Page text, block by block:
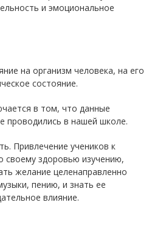
и эмоциональное
на организм человека, на его
состояние.
в том, что данные
проводились в нашей школе.
Привлечение учеников к
здоровью изучению,
желание целенаправленно
пению, и знать ее
влияние.